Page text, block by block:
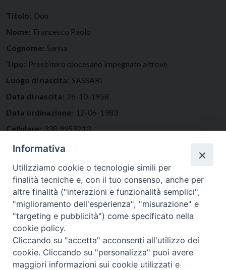
Titolo: Don
Nome: Francesco Paolo
Cognome: Sanna
Tipo: Presbitero diocesano impegnato altrove
Luogo di nascita: SASSARI
Data di nascita: 26-10-1958
Data ordinazione: 12-06-1983
Cellulare: 338.9959213
Email: fpsanna@libero.it
Informativa
Utilizziamo cookie o tecnologie simili per
finalità tecniche e, con il tuo consenso, anche per
altre finalità ("interazioni e funzionalità semplici",
"miglioramento dell'esperienza", "misurazione" e
"targeting e pubblicità") come specificato nella
cookie policy.
Cliccando su "accetta" acconsenti all'utilizzo dei
cookie. Cliccando su "personalizza" puoi avere
maggiori informazioni sui cookie utilizzati e